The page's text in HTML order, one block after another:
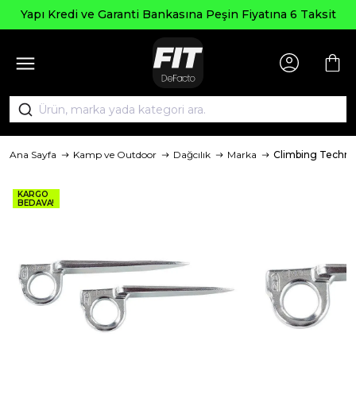
Bankasına Peşin Fiyatına 6 Taksit
Ana Sayfa Kamp ve Outdoor Dağcılık Marka Climbing
KARGO
BEDAVA!